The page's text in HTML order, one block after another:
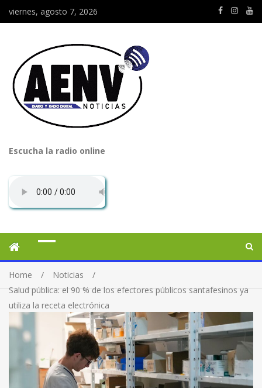
viernes, agosto 7, 2026
Escucha la radio online
Home
Noticias
Salud pública: el 90 % de los efectores públicos santafesinos ya
utiliza la receta electrónica